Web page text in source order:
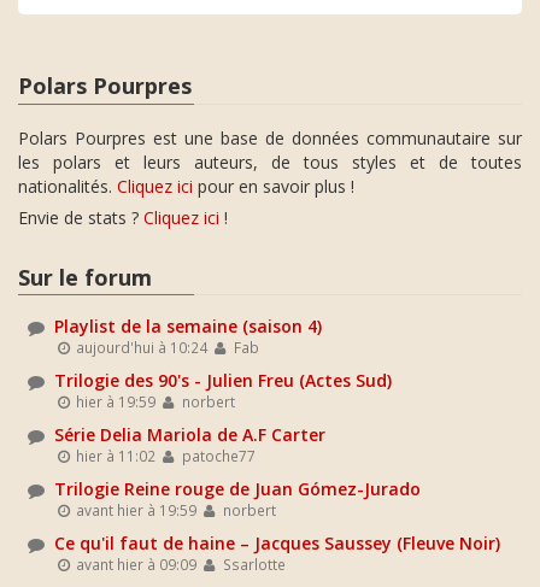
Polars Pourpres
Polars Pourpres est une base de données communautaire sur
les polars et leurs auteurs, de tous styles et de toutes
nationalités. Cliquez ici pour en savoir plus !
Envie de stats ? Cliquez ici !
Sur le forum
Playlist de la semaine (saison 4)
aujourd'hui à 10:24 Fab
Trilogie des 90's - Julien Freu (Actes Sud)
hier à 19:59 norbert
Série Delia Mariola de A.F Carter
hier à 11:02 patoche77
Trilogie Reine rouge de Juan Gómez-Jurado
avant hier à 19:59 norbert
Ce qu'il faut de haine – Jacques Saussey (Fleuve Noir)
avant hier à 09:09 Ssarlotte